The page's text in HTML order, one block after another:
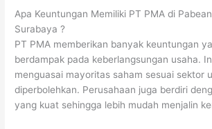
Apa Keuntungan Memiliki PT PMA di
Surabaya ?
PT PMA memberikan banyak keuntungan
berdampak pada keberlangsungan usaha.
menguasai mayoritas saham sesuai sektor
diperbolehkan. Perusahaan juga berdiri
yang kuat sehingga lebih mudah menjalin